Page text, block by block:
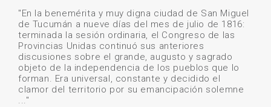
"En la benemérita y muy digna ciudad de San Miguel
de Tucumán a nueve días del mes de julio de 1816:
terminada la sesión ordinaria, el Congreso de las
Provincias Unidas continuó sus anteriores
discusiones sobre el grande, augusto y sagrado
objeto de la independencia de los pueblos que lo
forman. Era universal, constante y decidido el
clamor del territorio por su emancipación solemne
..."